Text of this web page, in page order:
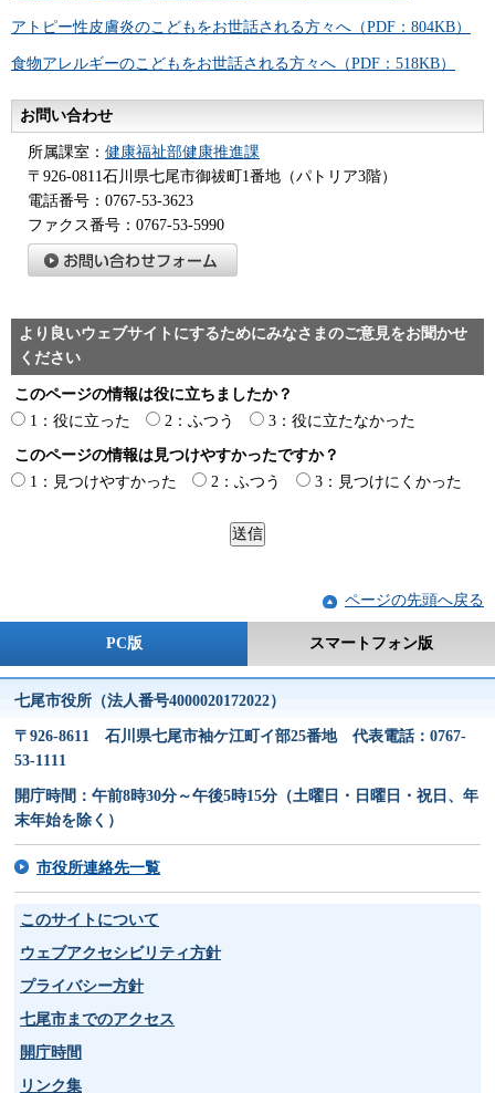
アトピー性皮膚炎のこどもをお世話される方々へ（PDF：804KB）
食物アレルギーのこどもをお世話される方々へ（PDF：518KB）
お問い合わせ
所属課室： 健康福祉部健康推進課
〒926-0811石川県七尾市御祓町1番地（パトリア3階）
電話番号：0767-53-3623
ファクス番号：0767-53-5990
より良いウェブサイトにするためにみなさまのご意見をお聞かせ
ください
このページの情報は役に立ちましたか？
1：役に立った
2：ふつう 3：役に立たなかった
このページの情報は見つけやすかったですか？
1：見つけやすかった
2：ふつう 3：見つけにくかった
ページの先頭へ戻る
PC版 スマートフォン版
七尾市役所（法人番号4000020172022）
〒926-8611 石川県七尾市袖ケ江町イ部25番地 代表電話：0767-
53-1111
開庁時間：午前8時30分～午後5時15分（土曜日・日曜日・祝日、年
末年始を除く）
市役所連絡先一覧
このサイトについて
ウェブアクセシビリティ方針
プライバシー方針
七尾市までのアクセス
開庁時間
リンク集